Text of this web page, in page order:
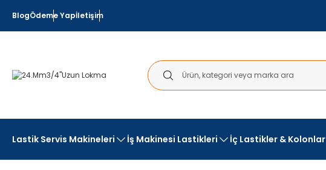
BlogÖdeme Yapİletişim
Lastik Servis Makineleri İş Makinesi Lastikleri İç Lastikler & Kolonlar